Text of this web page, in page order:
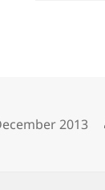
2013